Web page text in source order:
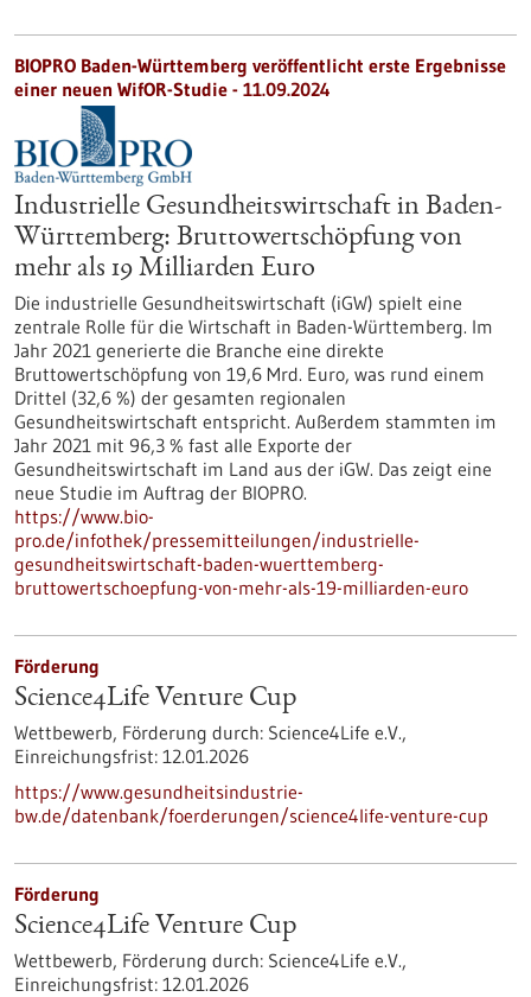
BIOPRO Baden-Württemberg veröffentlicht erste Ergebnisse
einer neuen WifOR-Studie - 11.09.2024
Industrielle Gesundheitswirtschaft in Baden-
Württemberg: Bruttowertschöpfung von
mehr als 19 Milliarden Euro
Die industrielle Gesundheitswirtschaft (iGW) spielt eine
zentrale Rolle für die Wirtschaft in Baden-Württemberg. Im
Jahr 2021 generierte die Branche eine direkte
Bruttowertschöpfung von 19,6 Mrd. Euro, was rund einem
Drittel (32,6 %) der gesamten regionalen
Gesundheitswirtschaft entspricht. Außerdem stammten im
Jahr 2021 mit 96,3 % fast alle Exporte der
Gesundheitswirtschaft im Land aus der iGW. Das zeigt eine
neue Studie im Auftrag der BIOPRO.
https://www.bio-
pro.de/infothek/pressemitteilungen/industrielle-
gesundheitswirtschaft-baden-wuerttemberg-
bruttowertschoepfung-von-mehr-als-19-milliarden-euro
Förderung
Science4Life Venture Cup
Wettbewerb, Förderung durch: Science4Life e.V.,
Einreichungsfrist: 12.01.2026
https://www.gesundheitsindustrie-
bw.de/datenbank/foerderungen/science4life-venture-cup
Förderung
Science4Life Venture Cup
Wettbewerb, Förderung durch: Science4Life e.V.,
Einreichungsfrist: 12.01.2026